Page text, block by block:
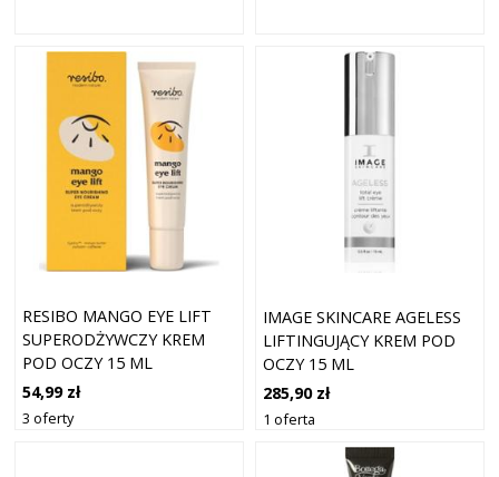
RESIBO MANGO EYE LIFT
SUPERODŻYWCZY KREM
POD OCZY 15 ML
54,99 zł
3 oferty
IMAGE SKINCARE AGELESS
LIFTINGUJĄCY KREM POD
OCZY 15 ML
285,90 zł
1 oferta